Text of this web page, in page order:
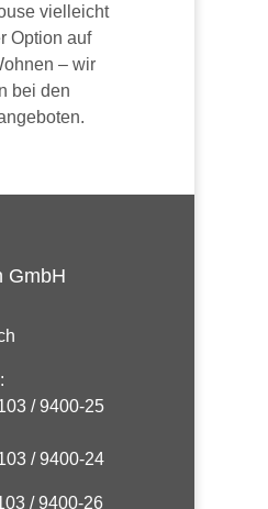
vielleicht
Option auf
– wir
bei den
GmbH
/ 9400-25
/ 9400-24
/ 9400-26